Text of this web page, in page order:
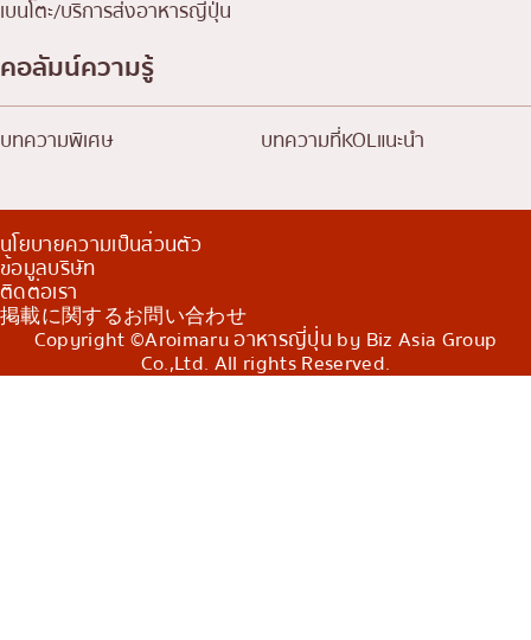
เบนโตะ/บริการส่งอาหารญี่ปุ่น
คอลัมน์ความรู้
บทความพิเศษ บทความที่KOLแนะนำ
นโยบายความเป็นส่วนตัว
ข้อมูลบริษัท
ติดต่อเรา
掲載に関するお問い合わせ
Copyright ©Aroimaru อาหารญี่ปุ่น by Biz Asia Group
Co.,Ltd. All rights Reserved.